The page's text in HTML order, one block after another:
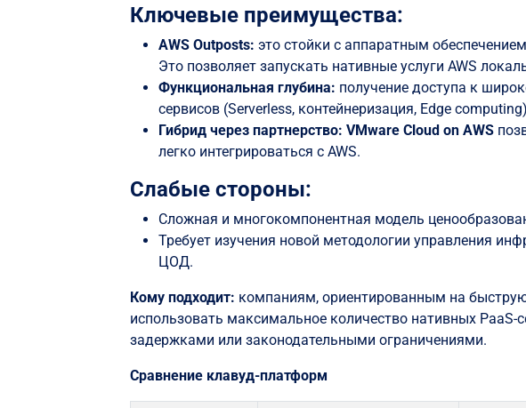
Ключевые преимущества:
AWS Outposts: это стойки с аппаратным
Это позволяет запускать нативные услуги AWS
Функциональная глубина: получение доступа к
сервисов (Serverless, контейнеризация, Edge
Гибрид через партнерство:VMware Cloud on AWS
легко интегрироваться с AWS.
Слабые стороны:
Сложная и многокомпонентная модель
Требует изучения новой методологии управления
ЦОД.
Кому подходит: компаниям, ориентированным на
использовать максимальное количество нативных
задержками или законодательными ограничениями.
Сравнение клавуд-платформ